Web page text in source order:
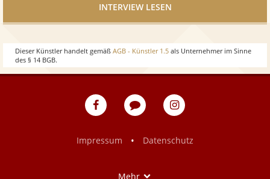
INTERVIEW LESEN
Dieser Künstler handelt gemäß AGB - Künstler 1.5 als Unternehmer im Sinne
des § 14 BGB.
eventpeppers
Blog
eventpeppers
Impressum
• Datenschutz
Mehr